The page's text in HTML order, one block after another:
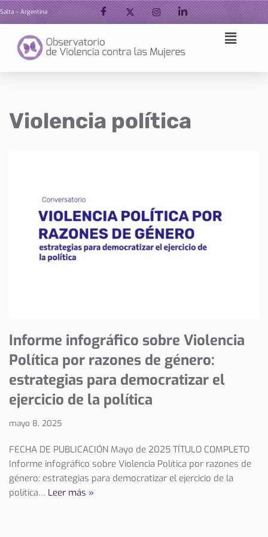
contenido
Salta – Argentina
Violencia política
Informe infográfico sobre Violencia
Política por razones de género:
estrategias para democratizar el
ejercicio de la política
mayo 8, 2025
FECHA DE PUBLICACIÓN Mayo de 2025 TÍTULO COMPLETO
Informe infográfico sobre Violencia Política por razones de
género: estrategias para democratizar el ejercicio de la
política… Leer más »